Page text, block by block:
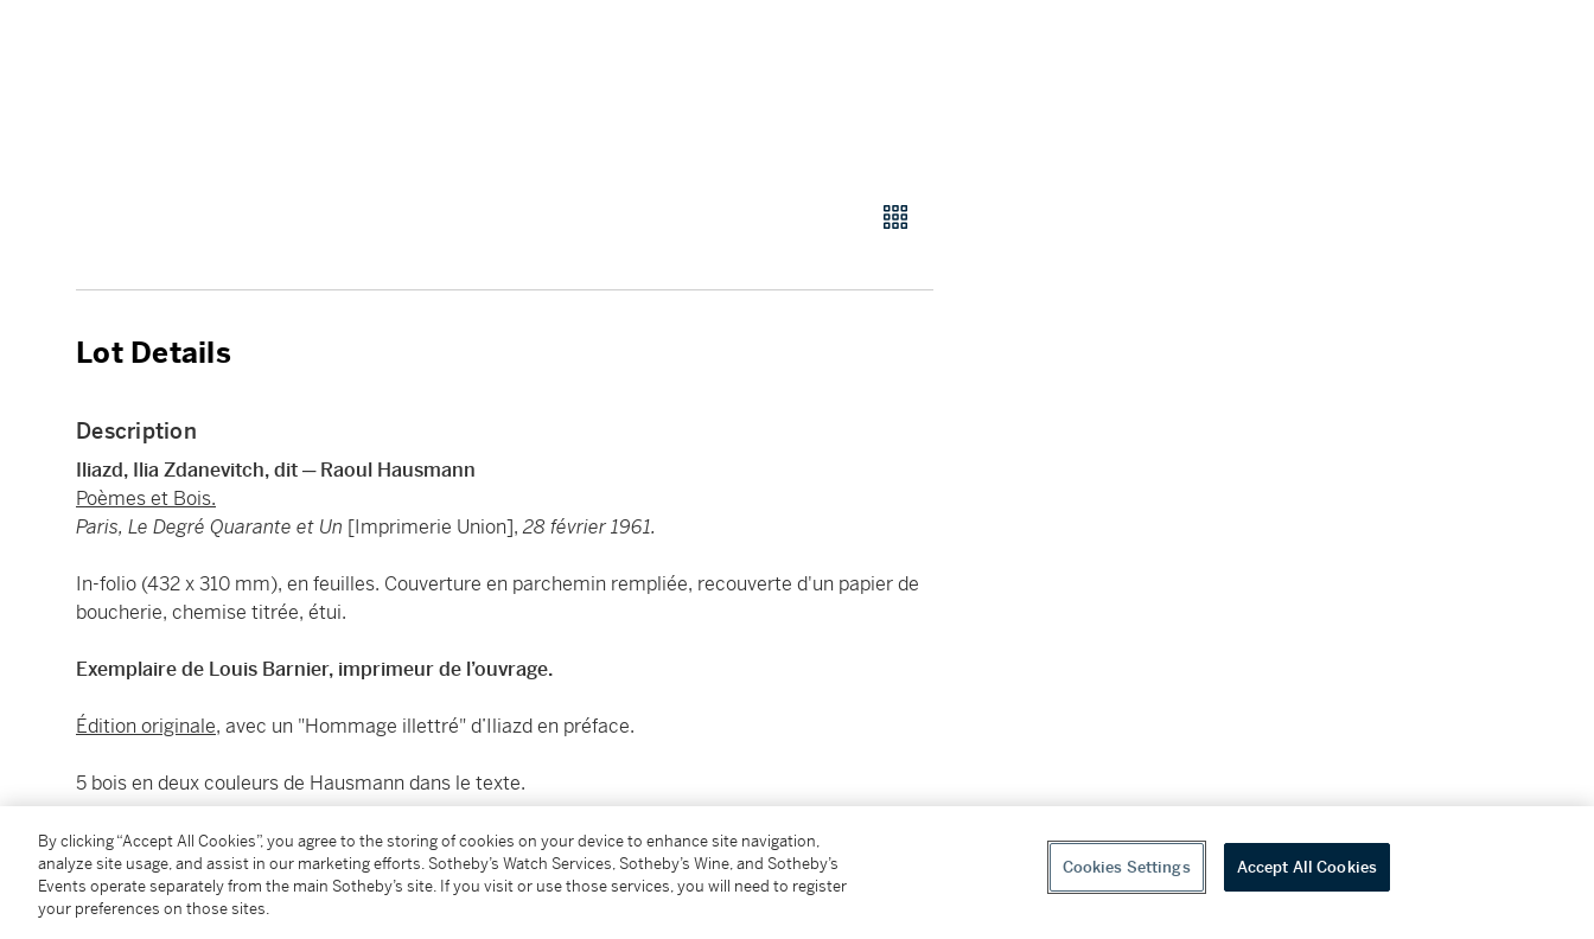
Lot Details
Description
Iliazd, Ilia Zdanevitch, dit ─ Raoul Hausmann
Poèmes et Bois.
Paris, Le Degré Quarante et Un [Imprimerie Union],28 février 1961.
In-folio (432 x 310 mm), en feuilles. Couverture en parchemin rempliée, recouverte d'un papier de
boucherie, chemise titrée, étui.
Exemplaire de Louis Barnier, imprimeur de l’ouvrage.
Édition originale, avec un "Hommage illettré" d’Iliazd en préface.
5 bois en deux couleurs de Hausmann dans le texte.
Tirage unique à 50 exemplaires sur Japon ancien(n° 50), signé au crayon par l'auteur et l'éditeur
sur la page de titre.
Cette fois encore, Iliazd réinvente la forme du livre. Sous une couverture de parchemin, ce sont 16
By clicking “Accept All Cookies”, you agree to the storing of cookies on your device to enhance site navigation,
analyze site usage, and assist in our marketing efforts. Sotheby’s Watch Services, Sotheby’s Wine, and Sotheby’s
Events operate separately from the main Sotheby’s site. If you visit or use those services, you will need to register
your preferences on those sites.
Cookies Settings Accept All Cookies